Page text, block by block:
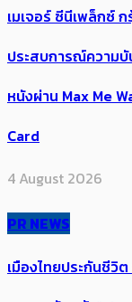
เมเจอร์ ซีนีเพล็กซ์
ประสบการณ์ความบั
หนังผ่าน Max Me
Card
4 August 2026
PR NEWS
เมืองไทยประกันชีวิ